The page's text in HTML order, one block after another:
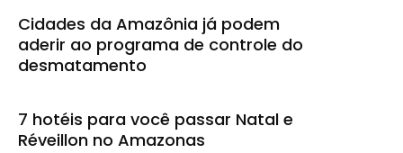
Cidades da Amazônia já podem
aderir ao programa de controle do
desmatamento
7 hotéis para você passar Natal e
Réveillon no Amazonas